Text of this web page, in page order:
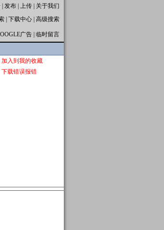
发布 上传 关于我们
下载中心 高级搜索
广告 临时留言
加入到我的收藏
下载错误报错